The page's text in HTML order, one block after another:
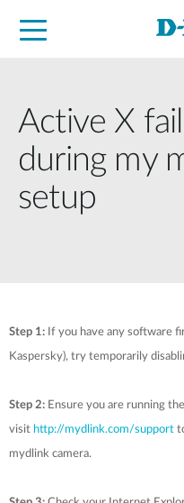
Active X
during my
setup
Step 1: If you have any software
Kaspersky), try temporarily
Step 2: Ensure you are running
visit http://mydlink.com/support
mydlink camera.